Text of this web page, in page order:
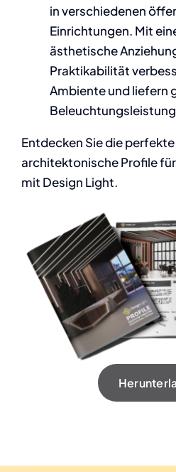
in verschiedenen
Einrichtungen. Mit
ästhetische
Praktikabilität
Ambiente und liefern
Entdecken Sie die
architektonische Profile
mit Design Light.